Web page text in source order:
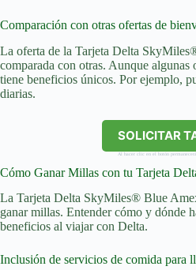
Comparación con otras ofertas de
La oferta de la Tarjeta Delta
comparada con otras. Aunque algunas
tiene beneficios únicos. Por ejemplo,
diarias.
SOLICITAR
Al hacer clic en el botón
Cómo Ganar Millas con tu Tarjeta
La Tarjeta Delta SkyMiles® Blue
ganar millas. Entender cómo y dónde
beneficios al viajar con Delta.
Inclusión de servicios de comida para